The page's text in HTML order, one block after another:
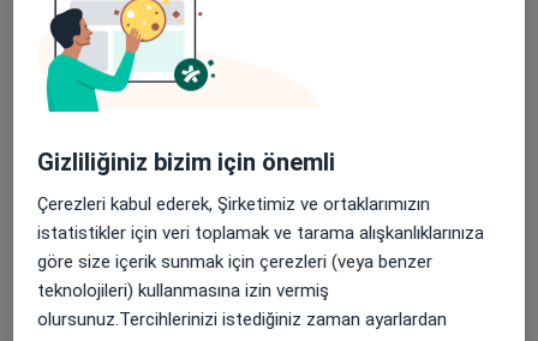
Diğer Hizmetler
3 Boyutlu Skolyoz Fizyoterapisi
Ameliyatsız Bel Ağrısı Tedavisi
Ameliyatsız Bel Fıtığı Tedavisi
Ameliyatsız Boyun Düzleşmesi Tedavisi
Ameliyatsız Boyun Fıtığı Tedavisi
Ameliyatsız Boyun Kanal Darlığı Tedavisi
Gizliliğiniz bizim için önemli
Çerezleri kabul ederek, Şirketimiz ve ortaklarımızın
istatistikler için veri toplamak ve tarama alışkanlıklarınıza
göre size içerik sunmak için çerezleri (veya benzer
teknolojileri) kullanmasına izin vermiş
olursunuz.Tercihlerinizi istediğiniz zaman ayarlardan